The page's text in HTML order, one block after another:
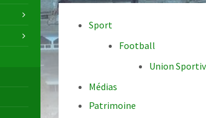
Sport
Football
Union
Médias
Patrimoine